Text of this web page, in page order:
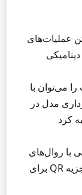
عملیات‌های
می‌توان با
مدل در
کرد
با روال‌های
بهینه‌شده برای ساختار مسئله خاص (مانند تجزیه QR برای